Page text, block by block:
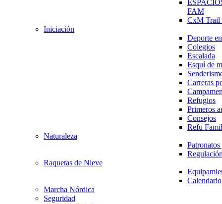
FAM
CxM
Iniciación
Deporte
Colegios
Escalada
Esquí de
Carreras
Refugios
Primeros
Consejos
Refu
Naturaleza
Raquetas de Nieve
Calendario
Marcha Nórdica
Seguridad